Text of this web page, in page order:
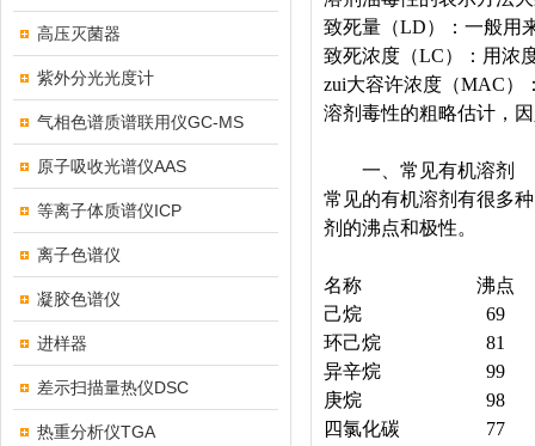
高压灭菌器
紫外分光光度计
气相色谱质谱联用仪GC-MS
原子吸收光谱仪AAS
等离子体质谱仪ICP
离子色谱仪
凝胶色谱仪
进样器
差示扫描量热仪DSC
热重分析仪TGA
致死量（LD）：一般用
致死浓度（LC）：用浓
zui大容许浓度（MAC）
溶剂毒性的粗略估计，
一、常见有机溶剂
常见的有机溶剂有很多
剂的沸点和极性。
名称
沸点
己烷
69
环己烷
81
异辛烷
99
庚烷
98
四氯化碳
77